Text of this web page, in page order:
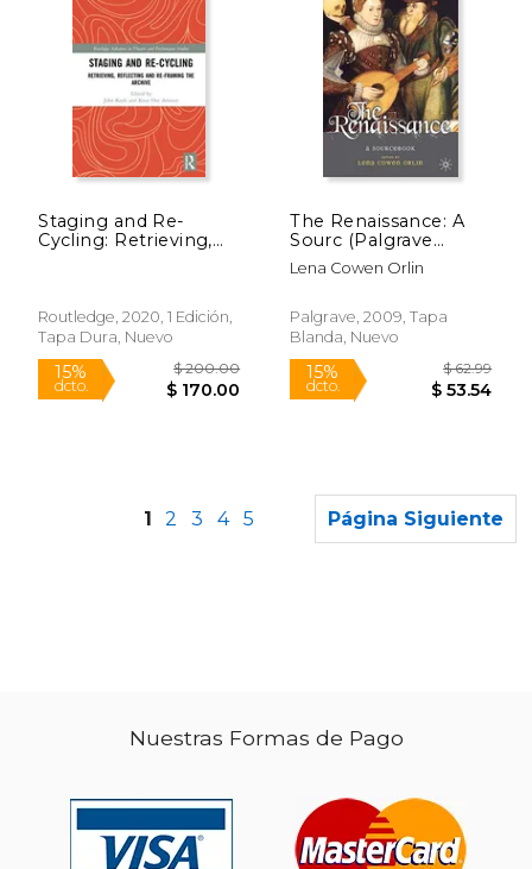
dcto. $ 182.75
15%
dcto.
Staging and Re-
Cycling: Retrieving,
in Theatre &
Performance Studies)
Routledge, 2020, 1 Edición,
Tapa Dura, Nuevo
The Renaissance: A
Sourc (Palgrave
Sourcs) (en Inglés)
Lena Cowen Orlin
Palgrave, 2009, Tapa
Blanda, Nuevo
1 2 3 4 5 Página Siguiente
Nuestras Formas de Pago